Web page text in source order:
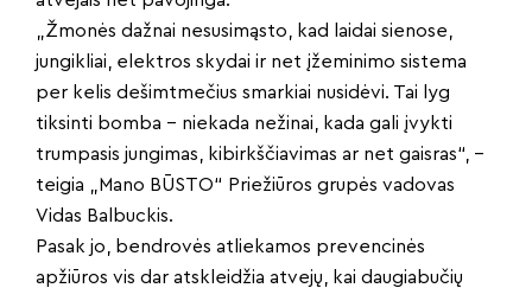
„Žmonės dažnai nesusimąsto, kad laidai sienose,
jungikliai, elektros skydai ir net įžeminimo sistema
per kelis dešimtmečius smarkiai nusidėvi. Tai lyg
tiksinti bomba – niekada nežinai, kada gali įvykti
trumpasis jungimas, kibirkščiavimas ar net gaisras“, –
teigia „Mano BŪSTO“ Priežiūros grupės vadovas
Vidas Balbuckis.
Pasak jo, bendrovės atliekamos prevencinės
apžiūros vis dar atskleidžia atvejų, kai daugiabučių